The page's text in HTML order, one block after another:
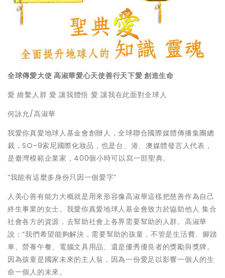
全球傳愛大使 高淑華愛心天使善行天下愛 創造生命
愛 維繫人群 愛 讓我體悟 愛 讓我在此面對全球人
何詠允/高淑華
我愛你真愛地球人基金會創辦人，全球聯合國際媒體傳播集團總
裁，SO-9索尼國際化妝品，也是台、港、澳媒體發言人代表，
是臺灣模範企業家，400個小時可以寫一部聖典。
“我能有這麼多身份只因一個愛字”
人美心善有能力大概就是用來形容像高淑華這樣把慈善作為自己
終生事業的女士。我愛你真愛地球人基金會致力於協助他人 集合
社會各方的資源，去幫助社會上各界需要幫助的人群。高淑華
說：“我們希望能夠解決，需要幫助的孩童，不管是生活費、腳踏
車、營養午餐、電腦文具用品、還是優秀優良者的獎勵與獎牌。
因為孩童是國家未來的主人翁，因為一份愛足以影響一個人的生
命一個人的未來。